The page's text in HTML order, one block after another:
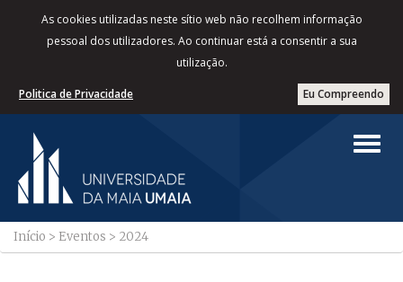
As cookies utilizadas neste sítio web não recolhem informação
pessoal dos utilizadores. Ao continuar está a consentir a sua
utilização.
Eu Compreendo
Politica de Privacidade
Início > Eventos > 2024